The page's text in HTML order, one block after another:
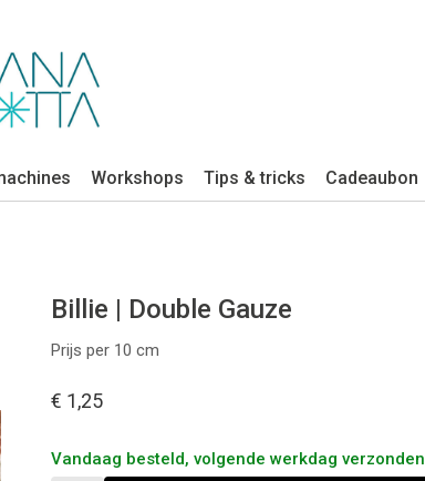
Workshops Tips & tricks Cadeaubon
Billie | Double Gauze
Prijs per 10 cm
€ 1,25
Vandaag besteld, volgende werkdag verzonden